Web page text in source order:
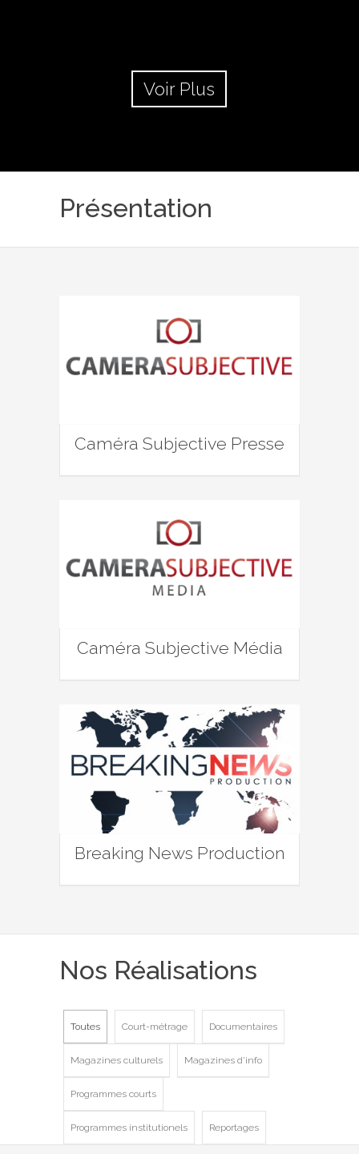
Voir Plus
Présentation
Caméra Subjective Presse
Caméra Subjective Média
Breaking News Production
Nos Réalisations
Toutes Court-métrage Documentaires
Magazines culturels Magazines d'info
Programmes courts
Programmes institutionels Reportages